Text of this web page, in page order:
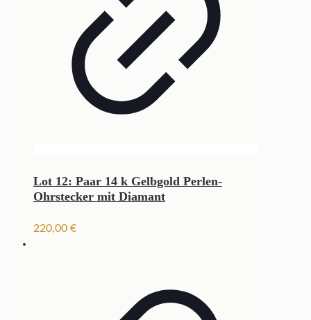
Lot 12: Paar 14 k Gelbgold Perlen-
Ohrstecker mit Diamant
220,00 €